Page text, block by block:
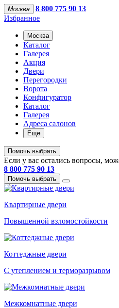
Москва
8 800 775 90 13
Избранное
Москва
Каталог
Галерея
Акция
Двери
Перегородки
Ворота
Конфигуратор
Каталог
Галерея
Адреса салонов
Еще
Помочь выбрать
Если у вас остались вопросы,
8 800 775 90 13
Помочь выбрать
Квартирные двери
Повышенной взломостойкости
Коттеджные двери
С утеплением и терморазрывом
Межкомнатные двери